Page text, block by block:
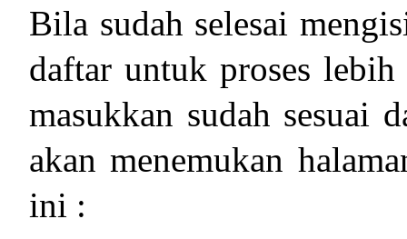
Bila sudah selesai
daftar untuk proses
masukkan sudah sesuai
akan menemukan
ini :